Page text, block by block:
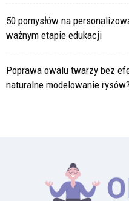
50 pomysłów na
ważnym etapie edukacji
Poprawa owalu twarzy bez
naturalne modelowanie rysów?